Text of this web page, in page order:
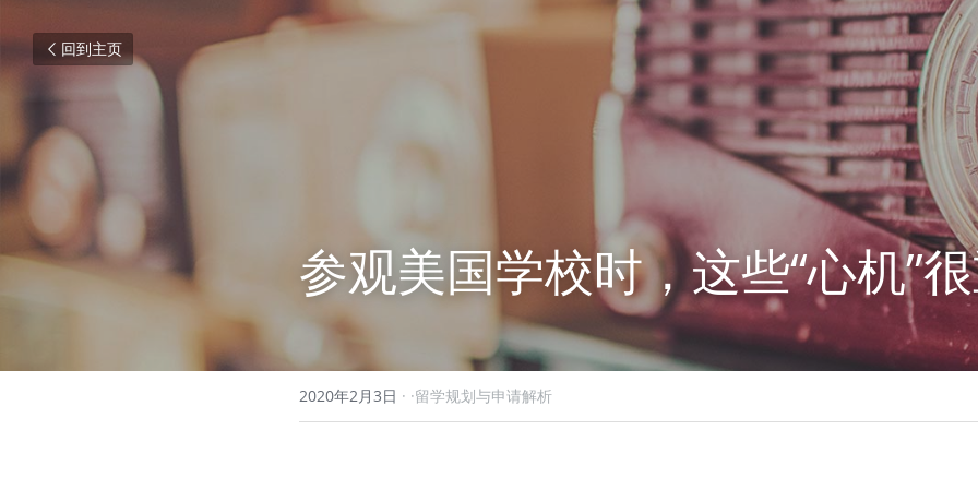
回到主页
参观美国学校时，这些“心机”
2020年2月3日 · ·留学规划与申请解析